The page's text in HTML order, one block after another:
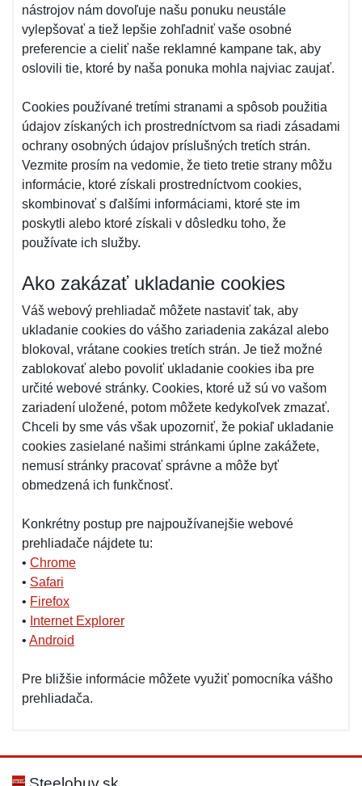
nástrojov nám dovoľuje našu ponuku neustále
vylepšovať a tiež lepšie zohľadniť vaše osobné
preferencie a cieliť naše reklamné kampane tak, aby
oslovili tie, ktoré by naša ponuka mohla najviac zaujať.
Cookies používané tretími stranami a spôsob použitia
údajov získaných ich prostredníctvom sa riadi zásadami
ochrany osobných údajov príslušných tretích strán.
Vezmite prosím na vedomie, že tieto tretie strany môžu
informácie, ktoré získali prostredníctvom cookies,
skombinovať s ďalšími informáciami, ktoré ste im
poskytli alebo ktoré získali v dôsledku toho, že
používate ich služby.
Ako zakázať ukladanie cookies
Váš webový prehliadač môžete nastaviť tak, aby
ukladanie cookies do vášho zariadenia zakázal alebo
blokoval, vrátane cookies tretích strán. Je tiež možné
zablokovať alebo povoliť ukladanie cookies iba pre
určité webové stránky. Cookies, ktoré už sú vo vašom
zariadení uložené, potom môžete kedykoľvek zmazať.
Chceli by sme vás však upozorniť, že pokiaľ ukladanie
cookies zasielané našimi stránkami úplne zakážete,
nemusí stránky pracovať správne a môže byť
obmedzená ich funkčnosť.
Konkrétny postup pre najpoužívanejšie webové
prehliadače nájdete tu:
• Chrome
• Safari
• Firefox
• Internet Explorer
• Android
Pre bližšie informácie môžete využiť pomocníka vášho
prehliadača.